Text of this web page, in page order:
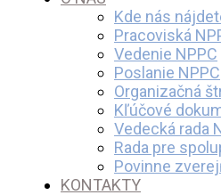
Kde nás
Pracoviská
Vedenie NPPC
Poslanie NPPC
Organizačná
Kľúčové
Vedecká rada
Rada pre
Povinne
KONTAKTY